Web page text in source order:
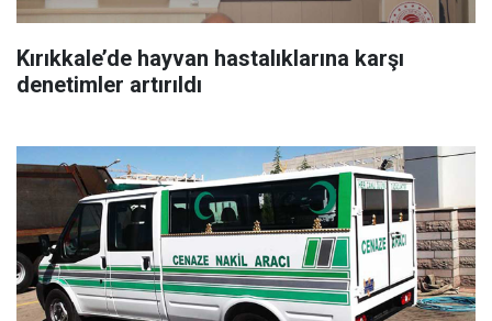
Kırıkkale’de hayvan hastalıklarına karşı
denetimler artırıldı